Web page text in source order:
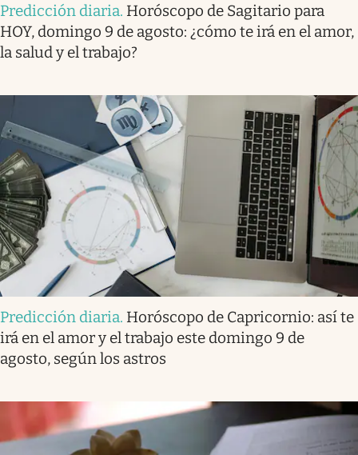
Predicción diaria. Horóscopo de Sagitario para
HOY, domingo 9 de agosto: ¿cómo te irá en el amor,
la salud y el trabajo?
Predicción diaria. Horóscopo de Capricornio: así te
irá en el amor y el trabajo este domingo 9 de
agosto, según los astros